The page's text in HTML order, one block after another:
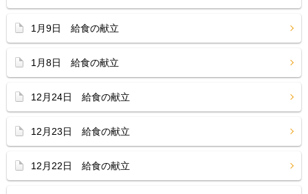
1月9日 給食の献立
1月8日 給食の献立
12月24日 給食の献立
12月23日 給食の献立
12月22日 給食の献立